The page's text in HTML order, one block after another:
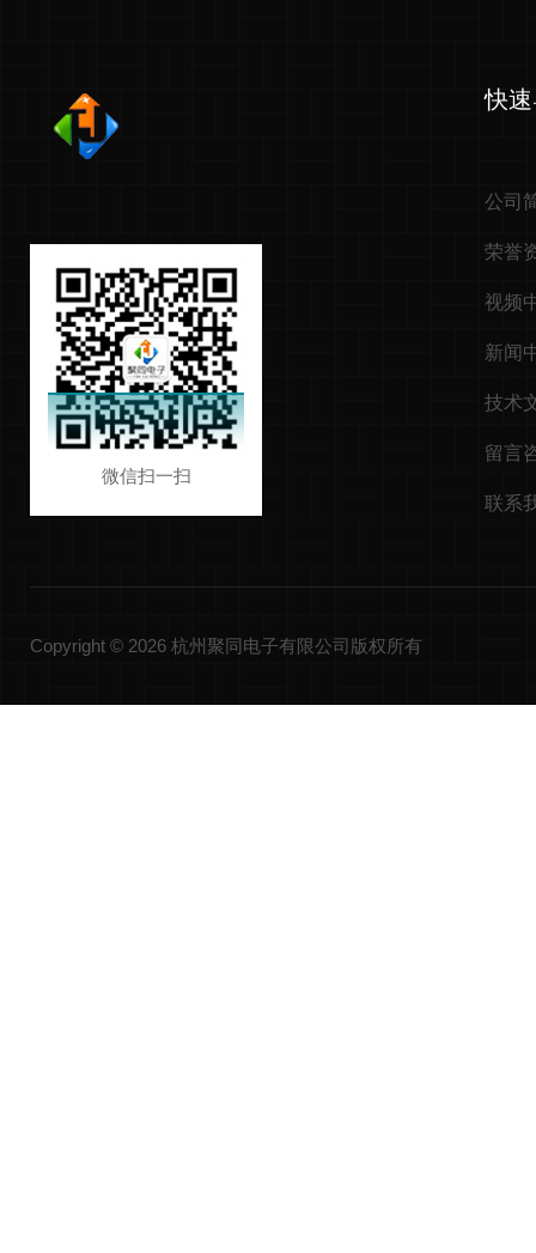
微信扫一扫
快
公司
荣誉
视频
新闻
技术
留言
联系
Copyright © 2026 杭州聚同电子有限公司版权所有